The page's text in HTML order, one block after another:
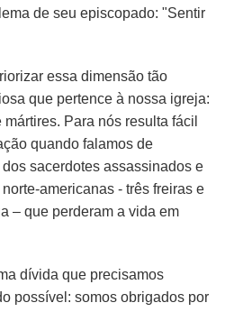
de seu episcopado: "Sentir
essa dimensão tão
que pertence à nossa igreja:
Para nós resulta fácil
quando falamos de
sacerdotes assassinados e
americanas - três freiras e
– que perderam a vida em
dívida que precisamos
possível: somos obrigados por